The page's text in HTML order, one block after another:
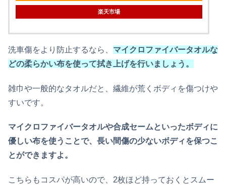
楽天市場
洗車傷をより防止するなら、 マイクロファイバータオルな
どの柔らかい布を使って拭き上げを行いましょう。
雑巾や一般的なタオルだと、繊維が荒くボディを傷つけや
すいです。
マイクロファイバータオルや合成セームといったボディに
優しい布を使うことで、長い間傷の少ないボディを保つこ
とができますよ。
こちらもコスパが高いので、2枚ほど持っておくとスムー